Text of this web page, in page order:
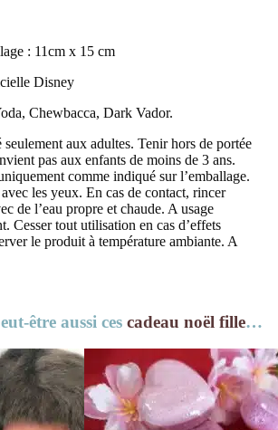
: 11cm x 15 cm
Disney
Chewbacca, Dark Vador.
aux adultes. Tenir hors de portée
pas aux enfants de moins de 3 ans.
comme indiqué sur l’emballage.
les yeux. En cas de contact, rincer
de l’eau propre et chaude. A usage
Cesser tout utilisation en cas d’effets
le produit à température ambiante. A
être aussi ces cadeau noël fille…